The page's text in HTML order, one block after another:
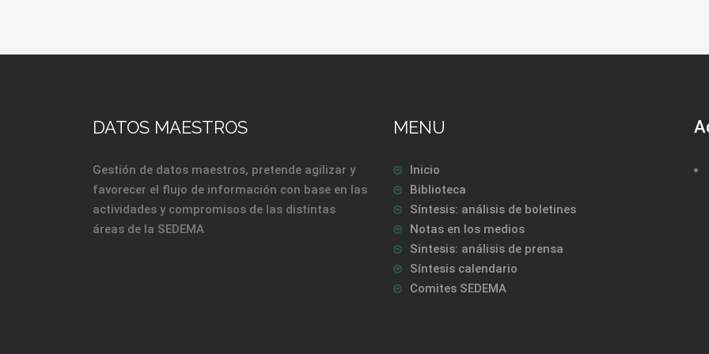
DATOS MAESTROS
Gestión de datos maestros, pretende agilizar y
favorecer el flujo de información con base en las
actividades y compromisos de las distintas
áreas de la SEDEMA
MENU
Inicio
Biblioteca
Síntesis: análisis de boletines
Notas en los medios
Sintesis: análisis de prensa
Síntesis calendario
Comites SEDEMA